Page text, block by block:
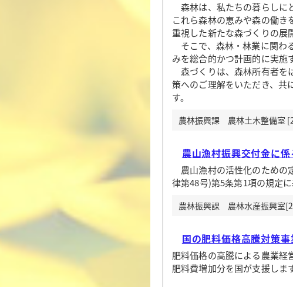
森林は、私たちの暮らしに
これら森林の恵みや森の働き
重視した新たな森づくりの展
そこで、森林・林業に関わ
みを総合的かつ計画的に実施
森づくりは、森林所有者を
策へのご理解をいただき、共
す。
農林振興課 農林土木整備室
農山漁村振興交付金に
農山漁村の活性化のための
律第48号)第5条第1項の規定
農林振興課 農林水産振興室
国の肥料価格高騰対策事
肥料価格の高騰による農業経
肥料費増加分を国が支援します